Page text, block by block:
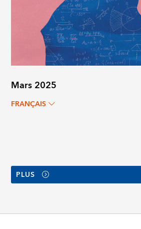
Mars 2025
FRANÇAIS
PLUS